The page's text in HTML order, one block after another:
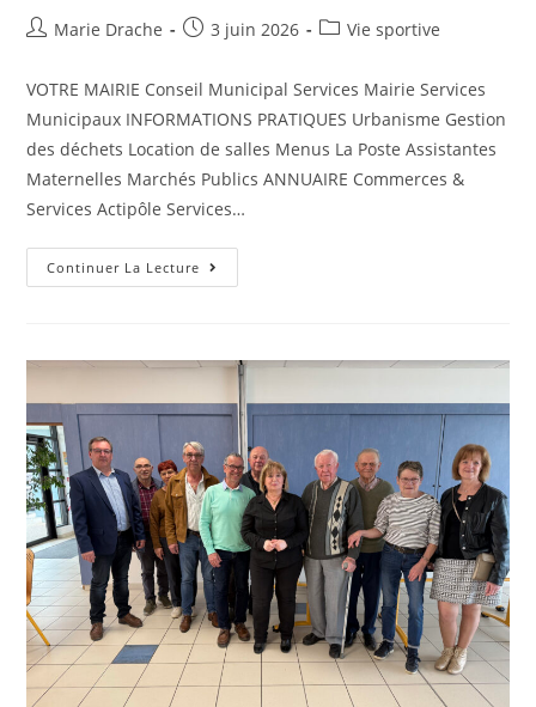
Marie Drache 3 juin 2026 Vie sportive
VOTRE MAIRIE Conseil Municipal Services Mairie Services
Municipaux INFORMATIONS PRATIQUES Urbanisme Gestion
des déchets Location de salles Menus La Poste Assistantes
Maternelles Marchés Publics ANNUAIRE Commerces &
Services Actipôle Services…
Continuer La Lecture